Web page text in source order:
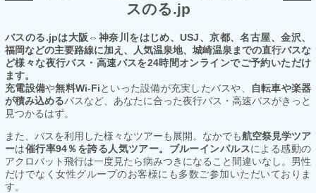
スのる.jp
バスのる.jpは大阪⇔神奈川をはじめ、USJ、京都、名古屋、金沢、
福岡などの主要路線に加え、人気温泉地、城崎温泉までの直行バスな
ど様々な夜行バス・高速バスを24時間オンラインでご予約いただけ
ます。
充電設備や無料Wi-Fiといった設備が充実したバスや、
自転車や楽器
が積み込めるバスなど、あなたに合った夜行バス・高速バスがきっと
見つかるはず。
また、バスを利用した様々なツアーも展開。なかでも航空祭見学ツア
ーは催行率94％を誇る人気ツアー。ブルーインパルスによる感動の
アクロバット飛行は一度見たら病みつきになること間違いなし。男性
だけでなく女性グループのお客様にも多数ご参加いただいておりま
す。